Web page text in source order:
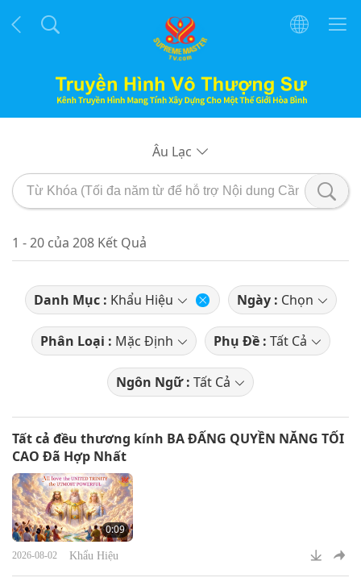
Âu Lạc
1 - 20 của 208 Kết Quả
Danh Mục : Khẩu Hiệu Ngày : Chọn
Phân Loại : Mặc Định Phụ Đề : Tất Cả
Ngôn Ngữ : Tất Cả
Tất cả đều thương kính BA ĐẤNG QUYỀN NĂNG TỐI
CAO Đã Hợp Nhất
0:09
2026-08-02 Khẩu Hiệu